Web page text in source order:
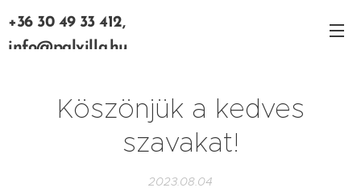
+36 30 49 33 412,
info@palvilla.hu
Köszönjük a kedves
szavakat!
2023.08.04